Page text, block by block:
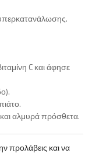
C και άφησε
αλμυρά πρόσθετα.
προλάβεις και να